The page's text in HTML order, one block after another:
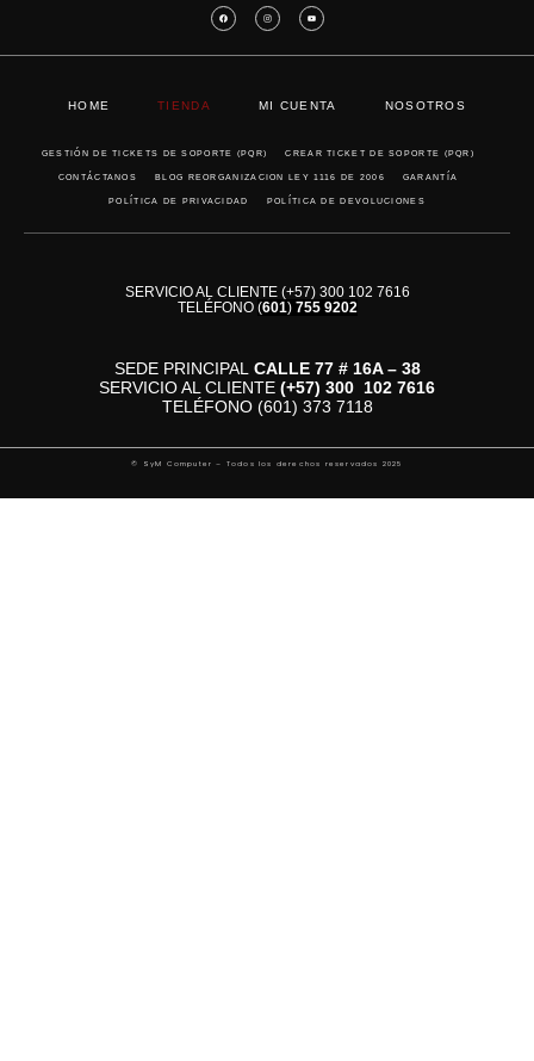
HOME TIENDA MI CUENTA NOSOTROS
GESTIÓN DE TICKETS DE SOPORTE (PQR) CREAR TICKET DE SOPORTE (PQR)
CONTÁCTANOS BLOG REORGANIZACION LEY 1116 DE 2006 GARANTÍA
POLÍTICA DE PRIVACIDAD POLÍTICA DE DEVOLUCIONES
SERVICIO AL CLIENTE (+57) 300 102 7616
TELÉFONO (601) 755 9202
SEDE PRINCIPAL CALLE 77 # 16A – 38
SERVICIO AL CLIENTE (+57) 300 102 7616
TELÉFONO (601) 373 7118
© SyM Computer – Todos los derechos reservados 2025